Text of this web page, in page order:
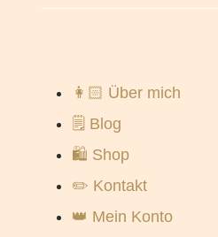
👩🏻 Über mich
🗒️ Blog
🛍️ Shop
✏️ Kontakt
👑 Mein Konto